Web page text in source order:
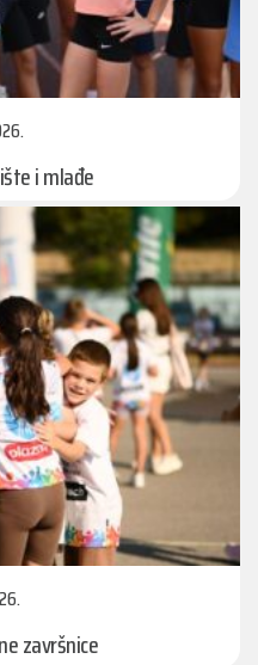
i mlađe
završnice